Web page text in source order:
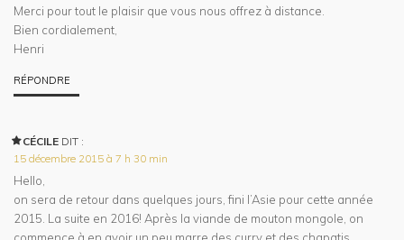
Merci pour tout le plaisir que vous nous offrez à distance.
Bien cordialement,
Henri
RÉPONDRE
CÉCILE DIT :
15 décembre 2015 à 7 h 30 min
Hello,
on sera de retour dans quelques jours, fini l’Asie pour cette année
2015. La suite en 2016! Après la viande de mouton mongole, on